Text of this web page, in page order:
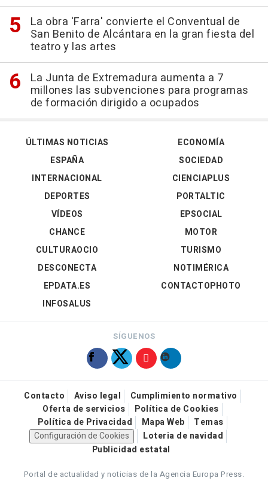
La obra 'Farra' convierte el Conventual de
San Benito de Alcántara en la gran fiesta del
teatro y las artes
La Junta de Extremadura aumenta a 7
millones las subvenciones para programas
de formación dirigido a ocupados
ÚLTIMAS NOTICIAS
ESPAÑA
INTERNACIONAL
DEPORTES
VÍDEOS
ECONOMÍA
SOCIEDAD
CIENCIAPLUS
PORTALTIC
EPSOCIAL
CHANCE
CULTURAOCIO
DESCONECTA
EPDATA.ES
INFOSALUS
MOTOR
TURISMO
NOTIMÉRICA
CONTACTOPHOTO
SÍGUENOS
Contacto Aviso legal
Cumplimiento normativo
Oferta de servicios
Política de Cookies
Política de Privacidad
Mapa Web
Temas
Configuración de Cookies
Loteria de navidad
Publicidad estatal
Portal de actualidad y noticias de la Agencia Europa Press.